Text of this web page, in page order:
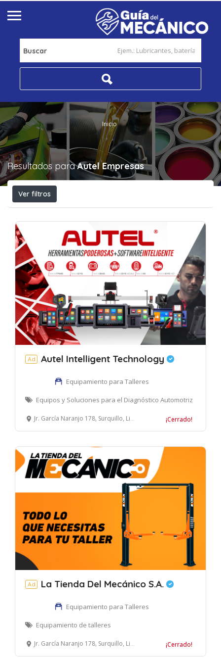
Buscar
Inicio
Resultados paraAutel Empresas
Ver filtros
Ad Autel Intelligent Technology
Equipamiento para Talleres
Equipos y Soluciones para el Diagnóstico Automotriz
Jr. García Naranjo 178, Surquillo, Lima, Perú ¡Cerrado!
Ad La Tienda Del Mecánico S.A.
Equipamiento para Talleres
Equipamiento de talleres
Jr. García Naranjo 178, Surquillo, Lima, Perú ¡Cerrado!